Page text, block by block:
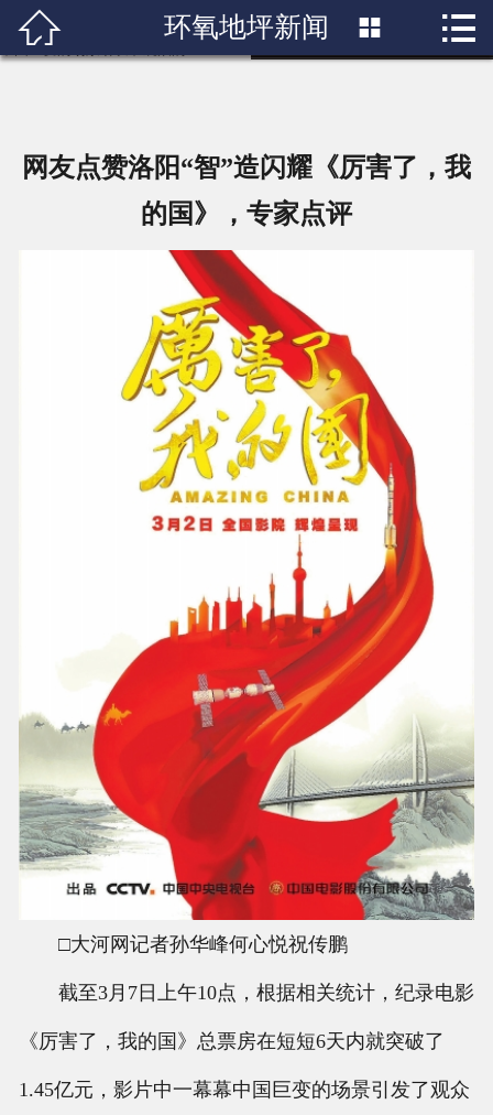
□大河网记者孙华峰何心悦祝传鹏 截至3月7日上午10点，根据相关统计，纪录
电影《厉害了，我的国》总票房在短短6天内就突破了1.45亿元，影片中一幕幕
中国巨变的场景引发了观众的" />
 首页
新闻中心
人才招聘
联系我们
 环氧地坪新闻  
网友点赞洛阳“智”造闪耀《厉害了，我
的国》，专家点评
□大河网记者孙华峰何心悦祝传鹏
截至3月7日上午10点，根据相关统计，纪录电影
《厉害了，我的国》总票房在短短6天内就突破了
1.45亿元，影片中一幕幕中国巨变的场景引发了观众